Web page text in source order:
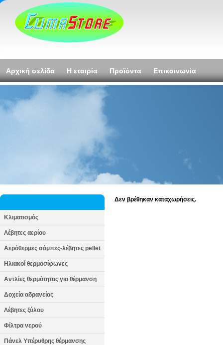
Αρχική σελίδα Η εταιρία Προϊόντα Επικοινωνία
Κλιματισμός
Λέβητες αερίου
Αερόθερμες σόμπες-λέβητες pellet
Ηλιακοί θερμοσίφωνες
Αντλίες θερμότητας για θέρμανση
Δοχεία αδρανείας
Λέβητες ξύλου
Φίλτρα νερού
Πάνελ Υπέρυθρης θέρμανσης
Δεν βρέθηκαν καταχωρήσεις.